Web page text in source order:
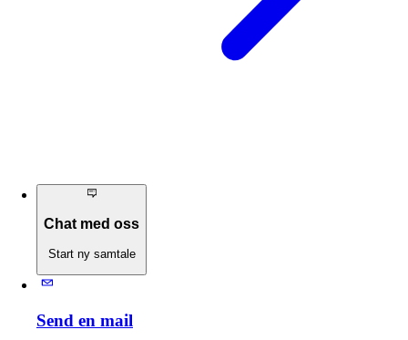
Chat med oss
Start ny samtale
Send en mail